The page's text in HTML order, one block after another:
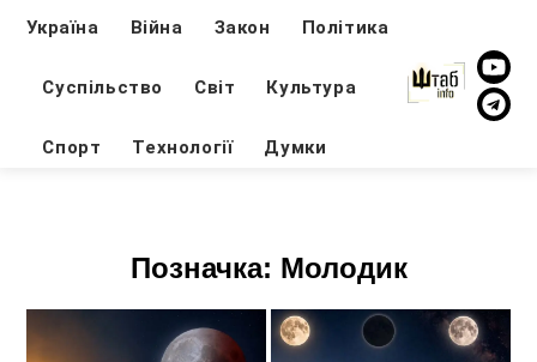
Україна Війна Закон Політика
Суспільство Світ Культура
Спорт Технології Думки
Позначка: Молодик